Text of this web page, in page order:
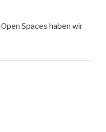
Spaces haben wir